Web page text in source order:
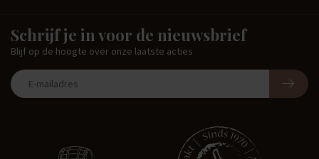
Schrijf je in voor de nieuwsbrief
Blijf op de hoogte over onze laatste acties